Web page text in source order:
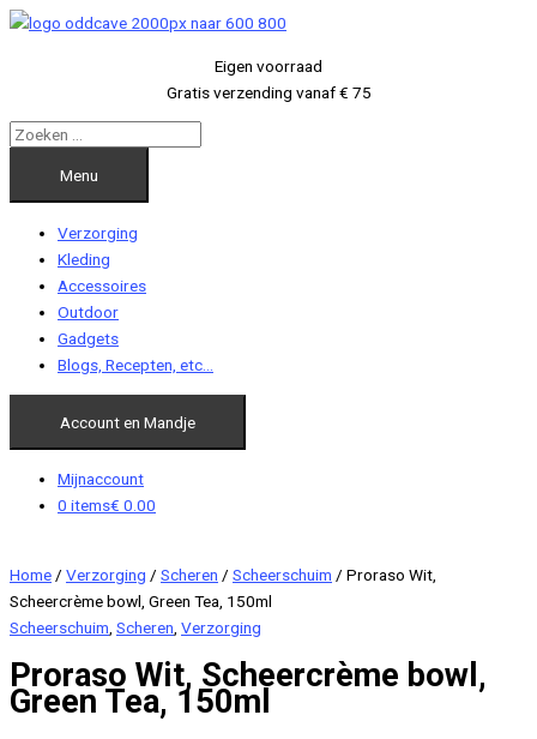
Ga
Eigen voorraad
Gratis verzending vanaf € 75
Menu
Verzorging
Kleding
Accessoires
Outdoor
Gadgets
Blogs, Recepten, etc…
Account en Mandje
Mijnaccount
0 items€ 0.00
Home / Verzorging / Scheren / Scheerschuim / Proraso Wit,
Scheercrème bowl, Green Tea, 150ml
Scheerschuim Scheren Verzorging
Proraso Wit, Scheercrème bowl,
Green Tea, 150ml